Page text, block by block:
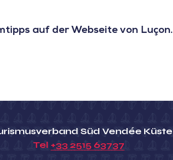
auf der Webseite von Luçon.
Süd Vendée Küste
Tel +33 2515 63737